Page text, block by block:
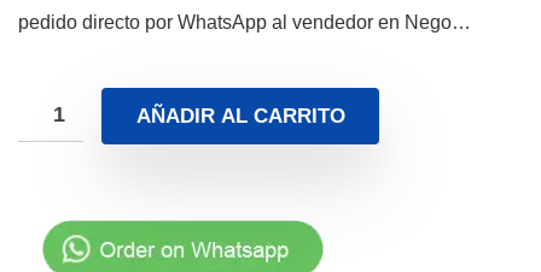
pedido directo por WhatsApp al vendedor en Nego…
AÑADIR AL CARRITO